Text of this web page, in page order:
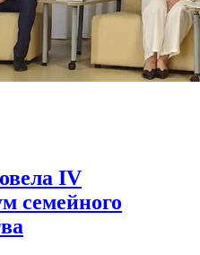
IV
семейного